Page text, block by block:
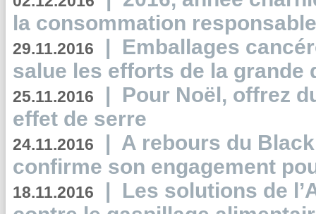
la consommation
29.11.2016 | Emballages
salue les efforts de la grande
25.11.2016 | Pour Noël, offrez
effet de serre
24.11.2016 | A rebours du
confirme son engagement
18.11.2016 | Les solutions de